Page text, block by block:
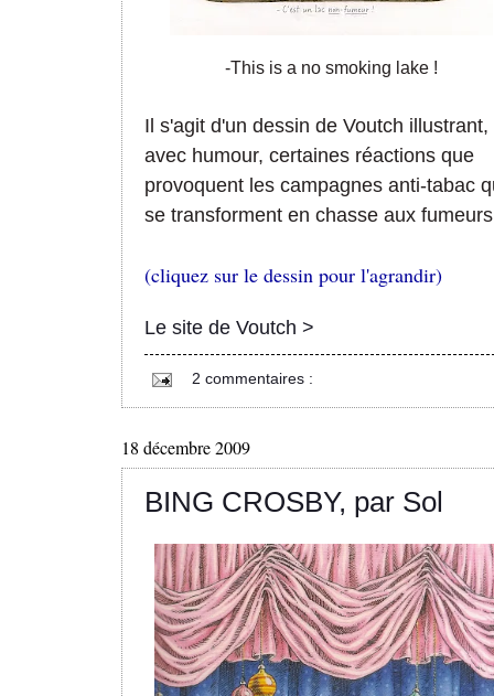
-This is a no smoking lake !
Il s'agit d'un dessin de Voutch illustrant,
avec humour, certaines réactions que
provoquent les campagnes anti-tabac
se transforment en chasse aux
(cliquez sur le dessin pour l'agrandir)
Le site de Voutch >
2 commentaires :
18 décembre 2009
BING CROSBY, par Sol